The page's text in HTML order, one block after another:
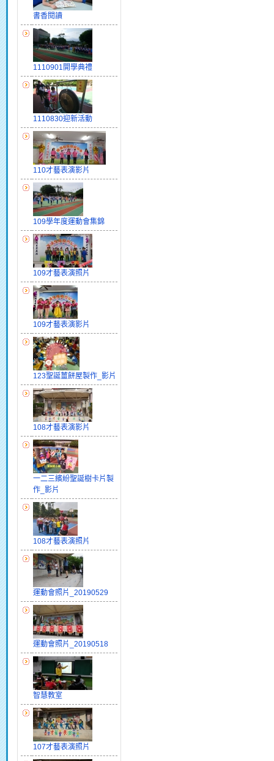
書香閱讀
1110901開學典禮
1110830迎新活動
110才藝表演影片
109學年度運動會集錦
109才藝表演照片
109才藝表演影片
123聖誕薑餅屋製作_影片
108才藝表演影片
一二三繽紛聖誕樹卡片製
作_影片
108才藝表演照片
運動會照片_20190529
運動會照片_20190518
智慧教室
107才藝表演照片